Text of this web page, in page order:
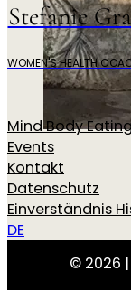
Stefanie
WOMEN'S HEALTH
Mind Body
Events
Kontakt
Datenschutz
Einverständnis
DE
© 2026